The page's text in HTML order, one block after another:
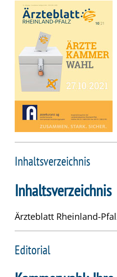
Inhaltsverzeichnis
Inhaltsverzeichnis
Ärzteblatt Rheinland-
Editorial